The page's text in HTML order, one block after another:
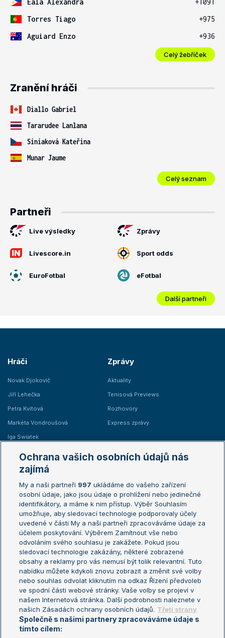
Eala Alexandra
+1091
Torres Tiago
+975
Aguiard Enzo
+936
Celý žebříček
Zranění hráči
Diallo Gabriel
Tararudee Lanlana
Siniaková Kateřina
Munar Jaume
Celý seznam
Partneři
Live výsledky Zprávy
Livescore.in Sport odds
EuroFotbal eFotbal
Další partneři
Hráči
Novak Djokovič
Jiří Lehečka
Petra Kvitová
Markéta Vondroušová
Iga Swiatek
Zprávy
Aktuality
Tenisová Previews
Rozhovory
Express zprávy
Žebříčky
Žebříček ATP (muži)
Žebříček WTA (ženy)
Sázkařský žebříček
Australian Open
French Open
Wimbledon
US Open
Turnaj mistrů
Turnaj mistryň
Aktualní trendy
Fotbalové přestupy
Livesport Daily
LS Prague Open
Ochrana vašich osobních údajů nás
zajímá
My a naši partneři 997 ukládáme do vašeho zařízení
osobní údaje, jako jsou údaje o prohlížení nebo jedinečné
identifikátory, a máme k nim přístup. Výběr Souhlasím
umožňuje, aby sledovací technologie podporovaly účely
uvedené v části My a naši partneři zpracováváme údaje za
účelem poskytování. Výběrem Zamítnout vše nebo
odvoláním svého souhlasu je zakážete. Pokud jsou
sledovací technologie zakázány, některé zobrazené
obsahy a reklamy pro vás nemusí být tolik relevantní. Tuto
nabídku můžete kdykoli znovu zobrazit a změnit své volby
nebo souhlas odvolat kliknutím na odkaz Řízení předvoleb
ve spodní části webové stránky. Vaše volby se projeví v
našem Internetová stránka. Další podrobnosti naleznete v
našich Zásadách ochrany osobních údajů. Třetí strany
Společně s našimi partnery zpracováváme údaje s
tímto cílem: